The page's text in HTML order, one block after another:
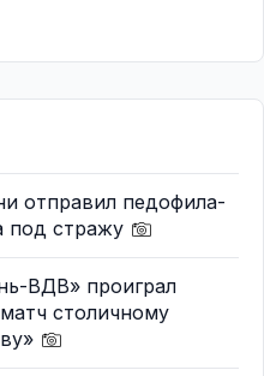
отправил педофила-
под стражу
ВДВ» проиграл
столичному